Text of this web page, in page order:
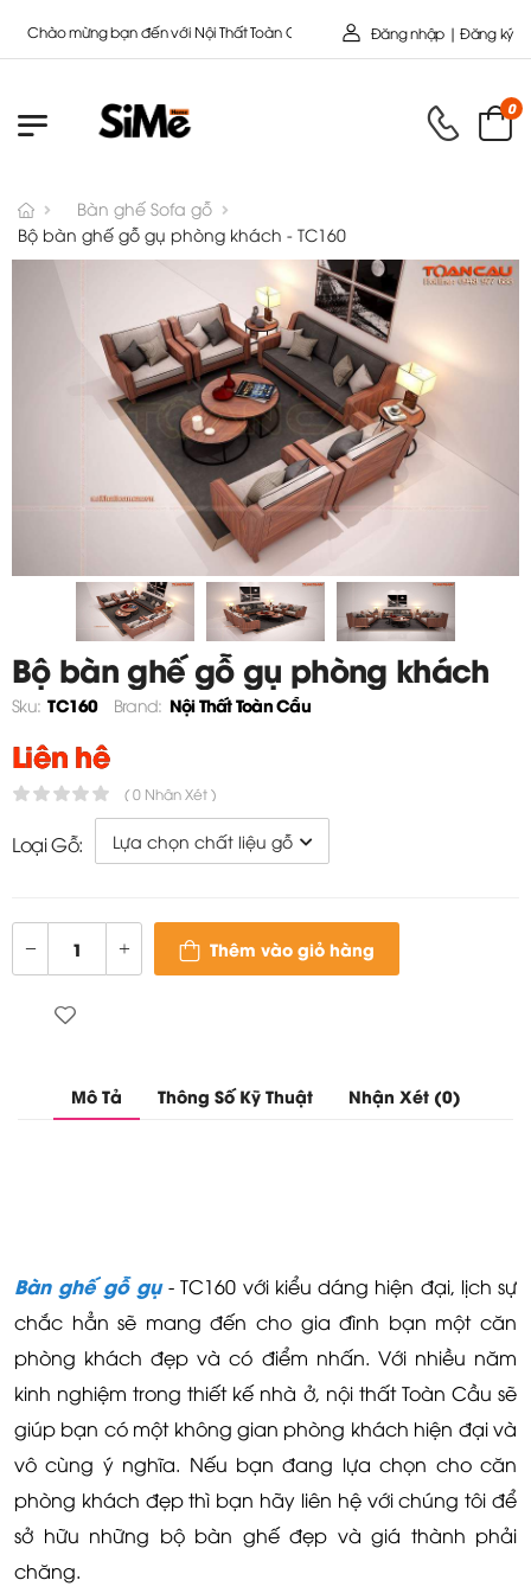
Chào mừng bạn đến với Nội Thất Toàn Cầu - Công ty cổ Phần SIMEHOME
Đăng nhập | Đăng ký
0
Bàn ghế Sofa gỗ
Bộ bàn ghế gỗ gụ phòng khách - TC160
Bộ bàn ghế gỗ gụ phòng khách
- TC160
Sku: TC160 Brand: Nội Thất Toàn Cầu
Liên hệ
( 0 Nhận Xét )
Loại Gỗ:
Thêm vào giỏ hàng
Mô Tả Thông Số Kỹ Thuật Nhận Xét (0)
Bàn ghế gỗ gụ- TC160 với kiểu dáng hiện đại, lịch sự
chắc hẳn sẽ mang đến cho gia đình bạn một căn
phòng khách đẹp và có điểm nhấn. Với nhiều năm
kinh nghiệm trong thiết kế nhà ở, nội thất Toàn Cầu sẽ
giúp bạn có một không gian phòng khách hiện đại và
vô cùng ý nghĩa. Nếu bạn đang lựa chọn cho căn
phòng khách đẹp thì bạn hãy liên hệ với chúng tôi để
sở hữu những bộ bàn ghế đẹp và giá thành phải
chăng.